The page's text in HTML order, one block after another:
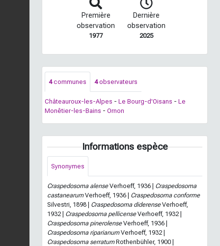
Première
observation
1977
Dernière
observation
2025
4communes 4observateurs
Châteauroux-les-Alpes - Le Bourg-d'Oisans - Le
Monêtier-les-Bains - Ornon
Informations espèce
Synonymes
Craspedosoma alenseVerhoeff, 1936 | Craspedosoma
castanearumVerhoeff, 1936 | Craspedosoma conforme
Silvestri, 1898 | Craspedosoma diderenseVerhoeff,
1932 | Craspedosoma pellicenseVerhoeff, 1932 |
Craspedosoma pinerolenseVerhoeff, 1936 |
Craspedosoma riparianumVerhoeff, 1932 |
Craspedosoma serratumRothenbühler, 1900 |